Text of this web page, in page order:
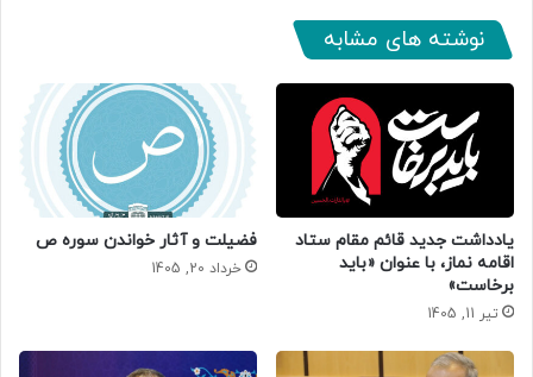
نوشته های مشابه
یادداشت جدید قائم مقام ستاد
اقامه نماز، با عنوان «باید
برخاست»
تیر 11, 1405
فضیلت و آثار خواندن سوره ص
خرداد 20, 1405